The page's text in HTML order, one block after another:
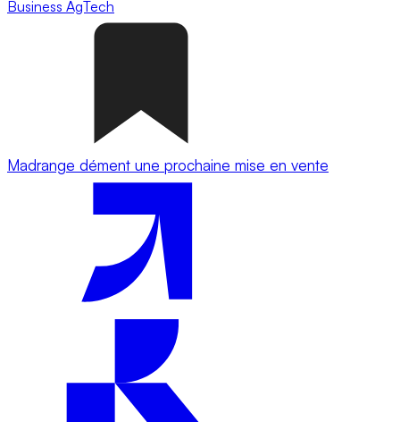
Business AgTech
Madrange dément une prochaine mise en vente